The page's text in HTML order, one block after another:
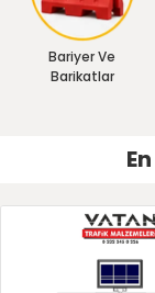
Bariyer Ve
Barikatlar